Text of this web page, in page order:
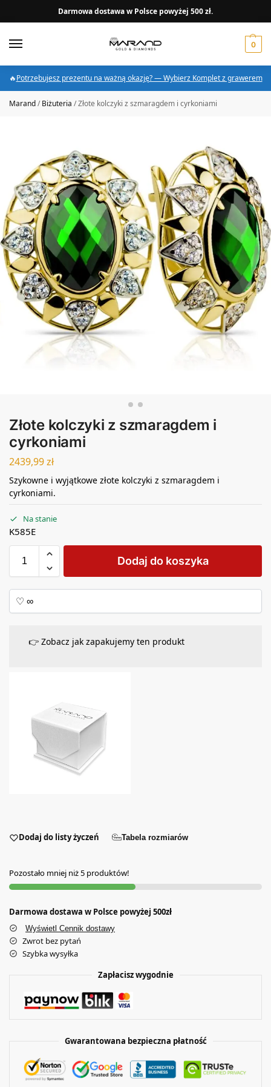
Darmowa dostawa w Polsce powyżej 500 zł.
0
🔥Potrzebujesz prezentu na ważną okazję? — Wybierz Komplet z grawerem
Marand/Biżuteria /Złote kolczyki z szmaragdem i cyrkoniami
Złote kolczyki z szmaragdem i
cyrkoniami
2439,99zł
Szykowne i wyjątkowe złote kolczyki z szmaragdem i
cyrkoniami.
Na stanie
K585E
Dodaj do koszyka
👉 Zobacz jak zapakujemy ten produkt
Dodaj do listy życzeń Tabela rozmiarów
Pozostało mniej niż 5 produktów!
Darmowa dostawa w Polsce powyżej 500zł
Wyświetl Cennik dostawy
Zwrot bez pytań
Szybka wysyłka
Zapłacisz wygodnie
Gwarantowana bezpieczna płatność